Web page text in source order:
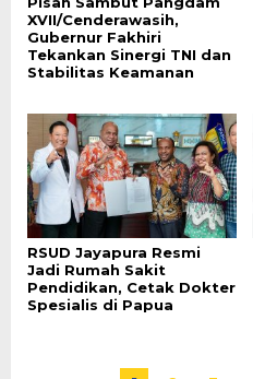
XVII/Cenderawasih,
Gubernur Fakhiri
Tekankan Sinergi TNI dan
Stabilitas Keamanan
RSUD Jayapura Resmi
Jadi Rumah Sakit
Pendidikan, Cetak Dokter
Spesialis di Papua